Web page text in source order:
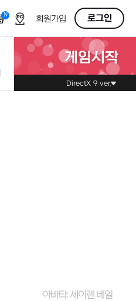
N OFF회원가입 로그인
게임시작
DirectX 9 ver.
아바타: 세이렌 베일